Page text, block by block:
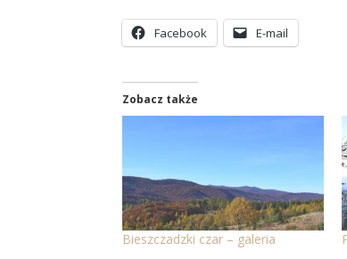
Facebook E-mail
Zobacz także
Bieszczadzki czar – galeria